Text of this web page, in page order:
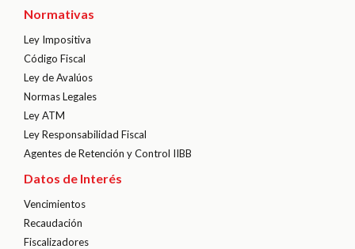
Normativas
Ley Impositiva
Código Fiscal
Ley de Avalúos
Normas Legales
Ley ATM
Ley Responsabilidad Fiscal
Agentes de Retención y Control IIBB
Datos de Interés
Vencimientos
Recaudación
Fiscalizadores